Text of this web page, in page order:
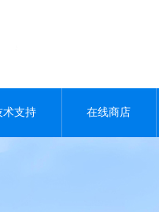
术支持 在线商店